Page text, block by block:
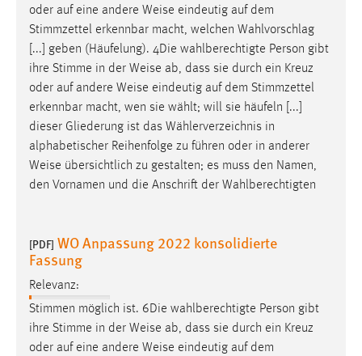
oder auf eine andere Weise eindeutig auf dem
Stimmzettel erkennbar macht, welchen Wahlvorschlag
[...] geben (Häufelung). 4Die wahlberechtigte Person gibt
ihre Stimme in der Weise ab, dass sie durch ein Kreuz
oder auf andere Weise eindeutig auf dem Stimmzettel
erkennbar macht, wen sie wählt; will sie häufeln [...]
dieser Gliederung ist das Wählerverzeichnis in
alphabetischer Reihenfolge zu führen oder in anderer
Weise übersichtlich zu gestalten; es muss den Namen,
den Vornamen und die Anschrift der Wahlberechtigten
[PDF] WO Anpassung 2022 konsolidierte
Fassung
Relevanz:
Stimmen möglich ist. 6Die wahlberechtigte Person gibt
ihre Stimme in der Weise ab, dass sie durch ein Kreuz
oder auf eine andere Weise eindeutig auf dem